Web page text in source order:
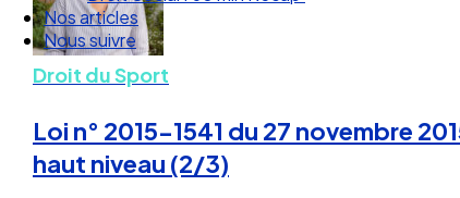
Nous suivre
Droit du Sport
Loi n° 2015-1541 du 27 novembre
haut niveau (2/3)